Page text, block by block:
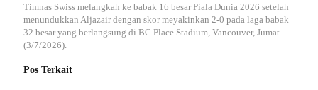
Timnas Swiss melangkah ke babak 16 besar Piala Dunia 2026 setelah
menundukkan Aljazair dengan skor meyakinkan 2-0 pada laga babak
32 besar yang berlangsung di BC Place Stadium, Vancouver, Jumat
(3/7/2026).
Pos Terkait